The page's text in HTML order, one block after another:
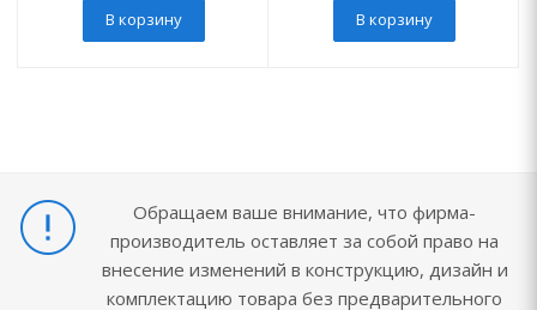
В корзину В корзину
Обращаем ваше внимание, что фирма-
производитель оставляет за собой право на
внесение изменений в конструкцию, дизайн и
комплектацию товара без предварительного